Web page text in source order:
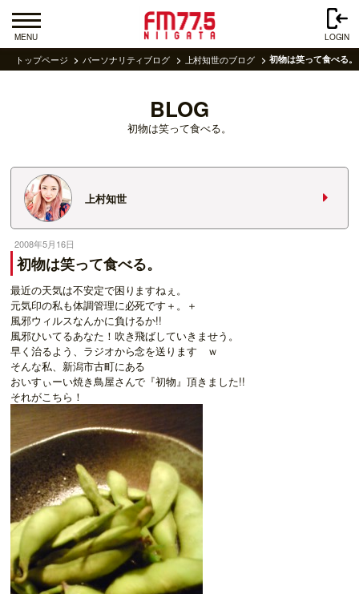
MENU LOGIN
トップページ パーソナリティブログ 上村知世のブログ 初物は笑って食べる。
BLOG
初物は笑って食べる。
上村知世
2008年5月16日
初物は笑って食べる。
最近の天気は不安定で困りますねぇ。
元気印の私も体調管理に必死です＋。＋
風邪ウィルスなんかに負けるか!!
風邪ひいてるあなた！吹き飛ばしていきませう。
早く治るよう、ラジオから念を送ります ｗ
そんな私、新潟市古町にある
おいすぃーい焼き鳥屋さんで『初物』頂きました!!
それがこちら！